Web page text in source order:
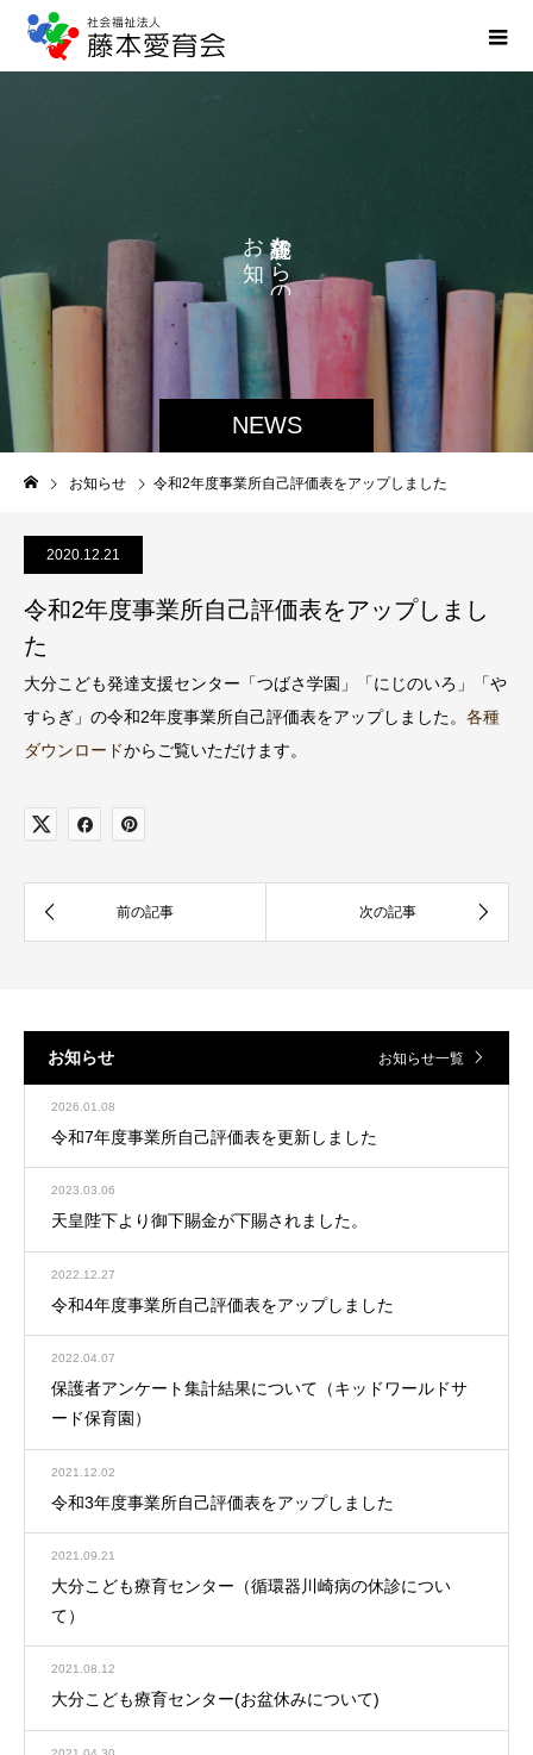
NEWS
ら
の
ら
せ
で
お知らせ 令和2年度事業所自己評価表をアップしました
2020.12.21
令和2年度事業所自己評価表をアップしまし
た
大分こども発達支援センター「つばさ学園」「にじのいろ」「や
すらぎ」の令和2年度事業所自己評価表をアップしました。 各種
ダウンロードからご覧いただけます。
お知らせ お知らせ一覧
2026.01.08
令和7年度事業所自己評価表を更新しました
2023.03.06
天皇陛下より御下賜金が下賜されました。
2022.12.27
令和4年度事業所自己評価表をアップしました
2022.04.07
保護者アンケート集計結果について（キッドワールドサ
ード保育園）
2021.12.02
令和3年度事業所自己評価表をアップしました
2021.09.21
大分こども療育センター（循環器川崎病の休診につい
て）
2021.08.12
大分こども療育センター(お盆休みについて)